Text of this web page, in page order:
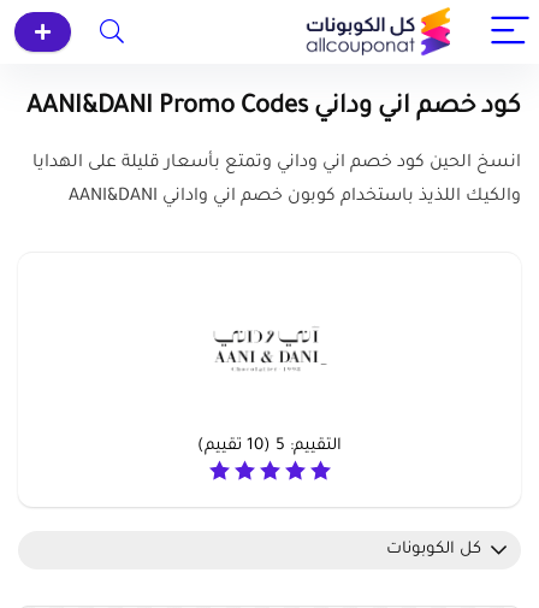
كود خصم اني وداني AANI&DANI ‎Promo Codes
انسخ الحين كود خصم اني وداني وتمتع بأسعار قليلة على الهدايا
والكيك اللذيذ باستخدام كوبون خصم اني واداني AANI&DANI‎
التقييم: 5
(
10 تقييم)
كل الكوبونات